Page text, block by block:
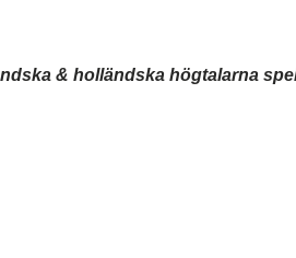
& holländska högtalarna